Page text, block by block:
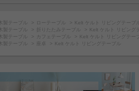
木製テーブル ローテーブル
Kelt ケルト リビングテーブ
木製テーブル 折りたたみテーブル
Kelt ケルト リビング
木製テーブル カフェテーブル
Kelt ケルト リビングテー
木製テーブル 座卓 Kelt ケルト リビングテーブル